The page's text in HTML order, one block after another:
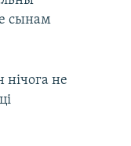
сынам
нічога не